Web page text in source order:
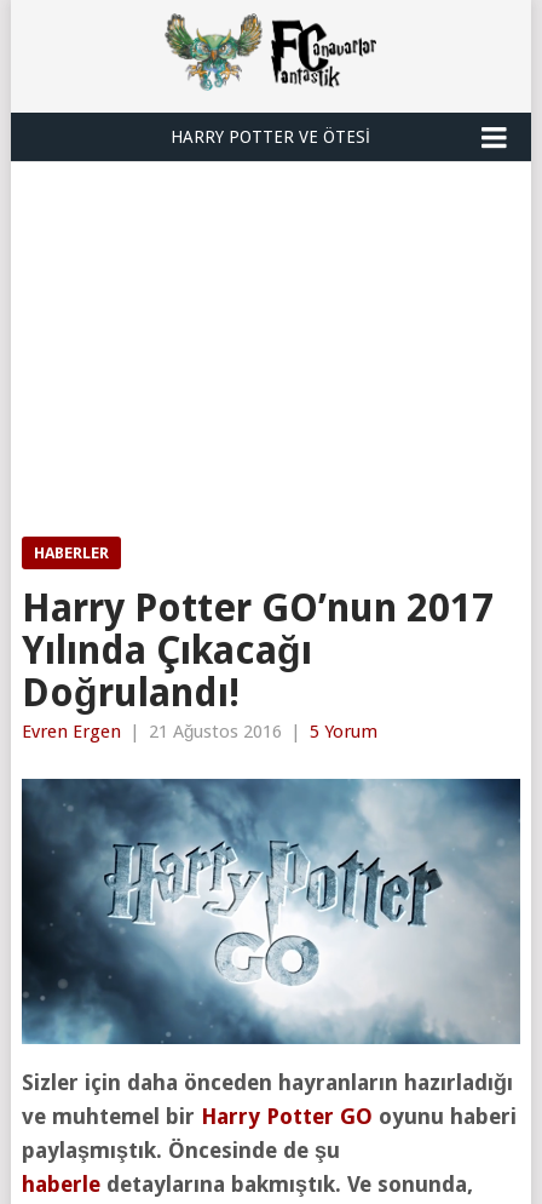
HARRY POTTER VE ÖTESI
HABERLER
Harry Potter GO’nun 2017
Yılında Çıkacağı
Doğrulandı!
Evren Ergen | 21 Ağustos 2016 | 5 Yorum
Sizler için daha önceden hayranların hazırladığı
ve muhtemel bir Harry Potter GO oyunu haberi
paylaşmıştık. Öncesinde de şu
haberledetaylarına bakmıştık. Ve sonunda,